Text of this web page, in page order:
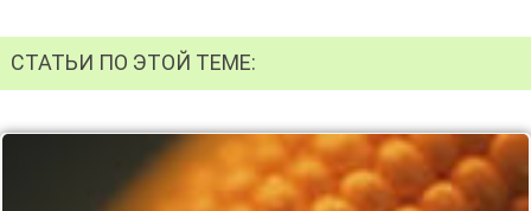
СТАТЬИ ПО ЭТОЙ ТЕМЕ: